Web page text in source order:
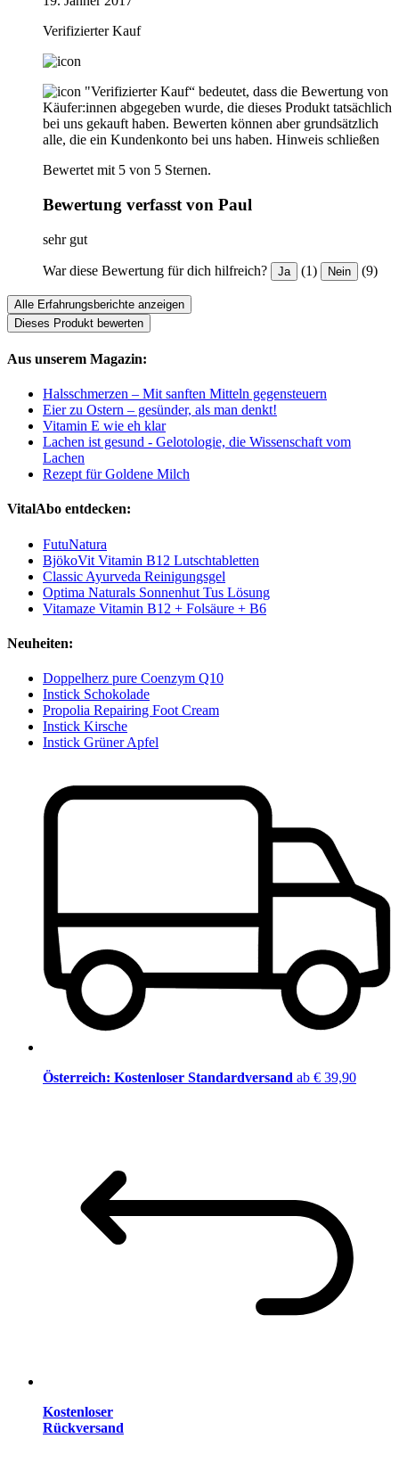
Verifizierter Kauf
"Verifizierter Kauf“ bedeutet, dass die Bewertung von
Käufer:innen abgegeben wurde, die dieses Produkt tatsächlich
bei uns gekauft haben. Bewerten können aber grundsätzlich
alle, die ein Kundenkonto bei uns haben. Hinweis schließen
Bewertet mit 5 von 5 Sternen.
Bewertung verfasst von Paul
sehr gut
War diese Bewertung für dich hilfreich? Ja (1) Nein (9)
Alle Erfahrungsberichte anzeigen
Dieses Produkt bewerten
Aus unserem Magazin:
Halsschmerzen – Mit sanften Mitteln gegensteuern
Eier zu Ostern – gesünder, als man denkt!
Vitamin E wie eh klar
Lachen ist gesund - Gelotologie, die Wissenschaft vom
Lachen
Rezept für Goldene Milch
VitalAbo entdecken:
FutuNatura
BjökoVit Vitamin B12 Lutschtabletten
Classic Ayurveda Reinigungsgel
Optima Naturals Sonnenhut Tus Lösung
Vitamaze Vitamin B12 + Folsäure + B6
Neuheiten:
Doppelherz pure Coenzym Q10
Instick Schokolade
Propolia Repairing Foot Cream
Instick Kirsche
Instick Grüner Apfel
Österreich: Kostenloser Standardversand ab € 39,90
Kostenloser
Rückversand